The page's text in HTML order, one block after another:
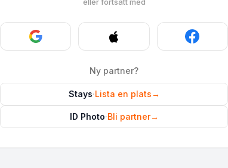
Ny partner?
Stays·Lista en plats→
ID Photo·Bli partner→